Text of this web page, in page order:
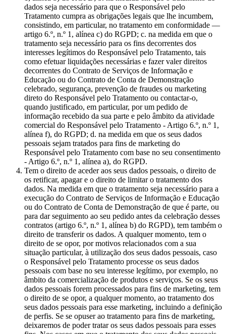
dados seja necessário para que o Responsável pelo
Tratamento cumpra as obrigações legais que lhe incumbem,
consistindo, em particular, no tratamento em conformidade —
artigo 6.º, n.º 1, alínea c) do RGPD; c. na medida em que o
tratamento seja necessário para os fins decorrentes dos
interesses legítimos do Responsável pelo Tratamento, tais
como efetuar liquidações necessárias e fazer valer direitos
decorrentes do Contrato de Serviços de Informação e
Educação ou do Contrato de Conta de Demonstração
celebrado, segurança, prevenção de fraudes ou marketing
direto do Responsável pelo Tratamento ou contactar-o,
quando justificado, em particular, por um pedido de
informação recebido da sua parte e pelo âmbito da atividade
comercial do Responsável pelo Tratamento - Artigo 6.º, n.º 1,
alínea f), do RGPD; d. na medida em que os seus dados
pessoais sejam tratados para fins de marketing do
Responsável pelo Tratamento com base no seu consentimento
- Artigo 6.º, n.º 1, alínea a), do RGPD.
Tem o direito de aceder aos seus dados pessoais, o direito de
os retificar, apagar e o direito de limitar o tratamento dos
dados. Na medida em que o tratamento seja necessário para a
execução do Contrato de Serviços de Informação e Educação
ou do Contrato de Conta de Demonstração de que é parte, ou
para dar seguimento ao seu pedido antes da celebração desses
contratos (artigo 6.º, n.º 1, alínea b) do RGPD), tem também o
direito de transferir os dados. A qualquer momento, tem o
direito de se opor, por motivos relacionados com a sua
situação particular, à utilização dos seus dados pessoais, caso
o Responsável pelo Tratamento processe os seus dados
pessoais com base no seu interesse legítimo, por exemplo, no
âmbito da comercialização de produtos e serviços. Se os seus
dados pessoais forem processados para fins de marketing, tem
o direito de se opor, a qualquer momento, ao tratamento dos
seus dados pessoais para esse marketing, incluindo a definição
de perfis. Se se opuser ao tratamento para fins de marketing,
deixaremos de poder tratar os seus dados pessoais para esses